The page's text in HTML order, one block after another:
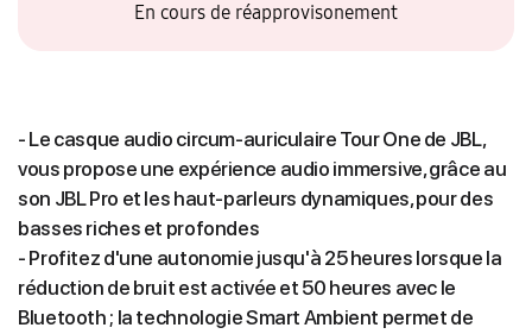
En cours de réapprovisonement
- Le casque audio circum-auriculaire Tour One de JBL,
vous propose une expérience audio immersive, grâce au
son JBL Pro et les haut-parleurs dynamiques, pour des
basses riches et profondes
- Profitez d'une autonomie jusqu'à 25 heures lorsque la
réduction de bruit est activée et 50 heures avec le
Bluetooth ; la technologie Smart Ambient permet de